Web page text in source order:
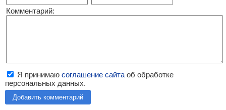
Комментарий:
Я принимаю соглашение сайта об обработке
персональных данных.
Добавить комментарий